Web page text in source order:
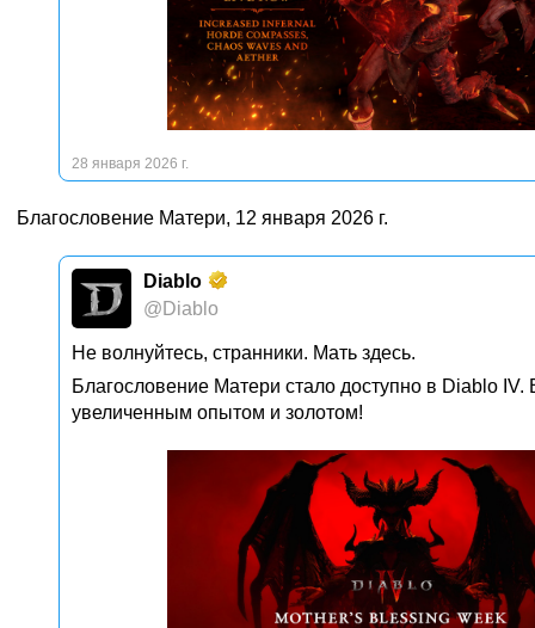
28 января 2026 г.
Благословение Матери, 12 января 2026 г.
Diablo
@Diablo
Не волнуйтесь, странники. Мать здесь.
Благословение Матери стало доступно в Diablo IV.
увеличенным опытом и золотом!